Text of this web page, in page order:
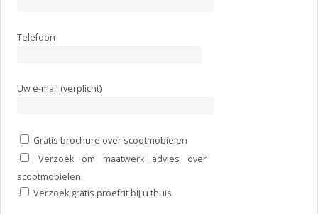
Telefoon
Uw e-mail (verplicht)
Gratis brochure over scootmobielen
Verzoek om maatwerk advies over
scootmobielen
Verzoek gratis proefrit bij u thuis